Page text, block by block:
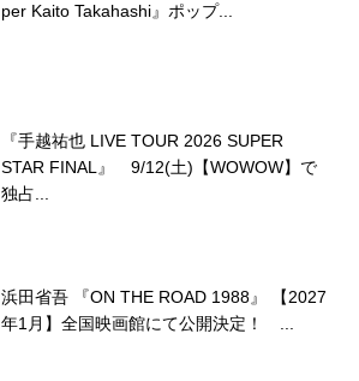
per Kaito Takahashi』ポップ...
『手越祐也 LIVE TOUR 2026 SUPER
STAR FINAL』 9/12(土)【WOWOW】で
独占...
浜田省吾 『ON THE ROAD 1988』 【2027
年1月】全国映画館にて公開決定！ ...